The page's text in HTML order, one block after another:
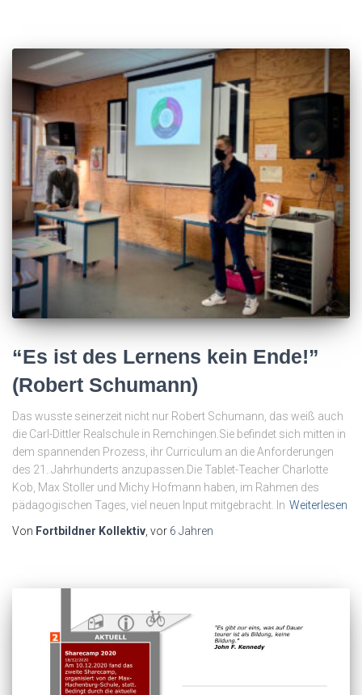
“Es ist des Lernens kein Ende!”
(Robert Schumann)
Das wusste seinerzeit nicht nur Robert Schumann, das weiß auch
die Carl-Dittler Realschule in Remchingen.Sie befindet sich mitten in
dem spannenden Prozess, ihr Curriculum an die Anforderungen
des 21. Jahrhunderts anzupassen.Die Tablet-Teacher Charlotte
Kob, Max Stoller und Michy Hofmann haben, im Rahmen des
pädagogischen Tages, viel neuen Input mitgebracht. In Weiterlesen
Von Fortbildner Kollektiv, vor 6 Jahren